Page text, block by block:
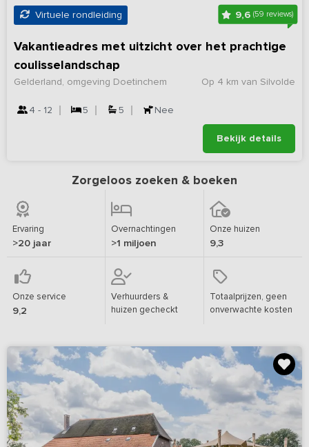
Virtuele rondleiding 9,6 (59 reviews)
Vakantieadres met uitzicht over het prachtige
coulisselandschap
Op 4 km van Silvolde
Gelderland, omgeving Doetinchem
4 - 12 5 5 Nee
Bekijk details
Zorgeloos zoeken & boeken
Ervaring
>20 jaar
Overnachtingen
>1 miljoen
Onze huizen
9,3
Onze service
9,2
Verhuurders &
huizen gecheckt
Totaalprijzen, geen
onverwachte kosten